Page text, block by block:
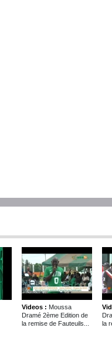
Videos : Moussa
Dramé 2ème Edition de
la remise de Fauteuils...
la